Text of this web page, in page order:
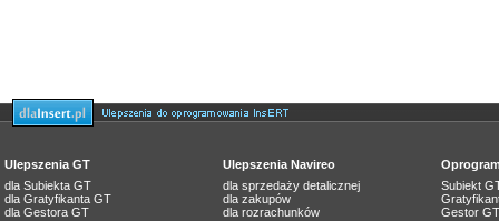
Ulepszenia GT Ulepszenia Navireo
dla Subiekta GT
dla Gratyfikanta GT
dla Gestora GT
dla sprzedaży detalicznej
dla zakupów
dla rozrachunków
Subiekt
Gestor GT